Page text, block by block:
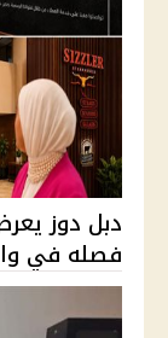
دبل دوز
فصله في